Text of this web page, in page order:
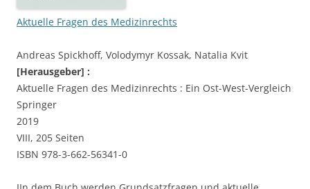
Aktuelle Fragen des Medizinrechts
Andreas Spickhoff, Volodymyr Kossak, Natalia Kvit
[Herausgeber] :
Aktuelle Fragen des Medizinrechts : Ein Ost-West-Vergleich
Springer
2019
VIII, 205 Seiten
ISBN 978-3-662-56341-0